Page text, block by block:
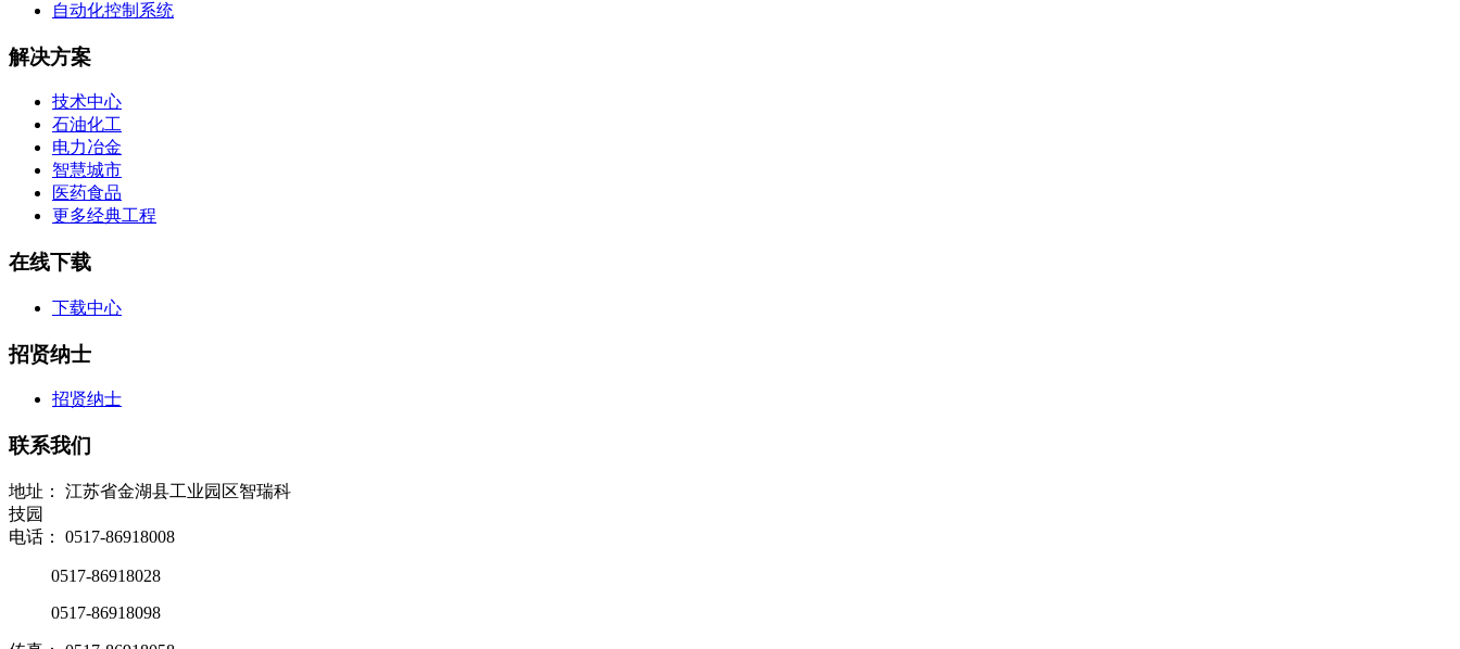
自动化控制系统
解决方案
技术中心
石油化工
电力冶金
智慧城市
医药食品
更多经典工程
在线下载
下载中心
招贤纳士
招贤纳士
联系我们
地址： 江苏省金湖县工业园区智瑞科
技园
电话： 0517-86918008
0517-86918028
0517-86918098